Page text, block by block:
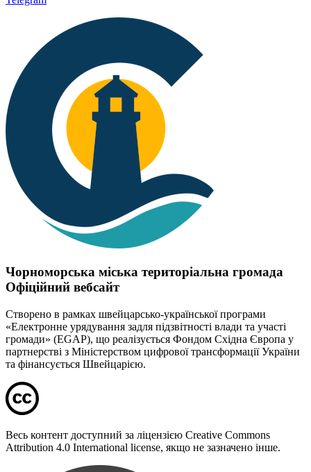
Чорноморська міська територіальна громада
Офіційний вебсайт
Створено в рамках швейцарсько-української програми
«Електронне урядування задля підзвітності влади та участі
громади» (EGAP), що реалізується Фондом Східна Європа у
партнерстві з Міністерством цифрової трансформації України
та фінансується Швейцарією.
Весь контент доступний за ліцензією Creative Commons
Attribution 4.0 International license, якщо не зазначено інше.